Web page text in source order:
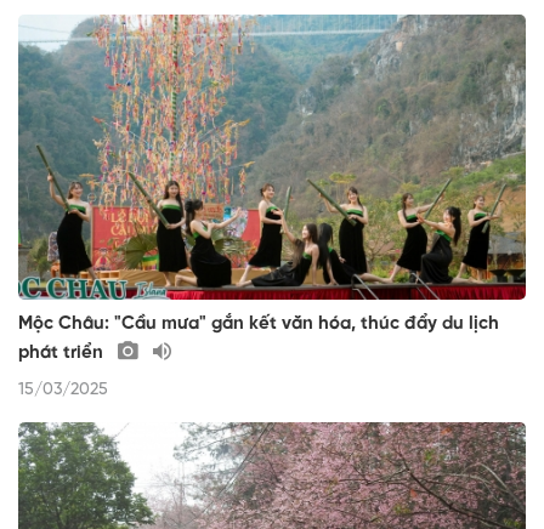
Mộc Châu: "Cầu mưa" gắn kết văn hóa, thúc đẩy du lịch
phát triển
15/03/2025